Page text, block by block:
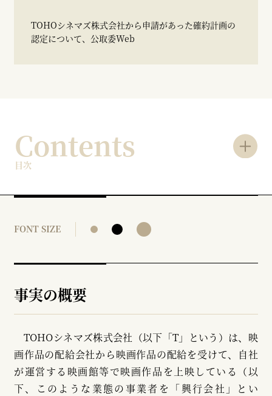
TOHOシネマズ株式会社から申請があった確約計画の
認定について、公取委Web
Contents
目次
FONT SIZE
事実の概要
TOHOシネマズ株式会社（以下「T」という）は、映
画作品の配給会社から映画作品の配給を受けて、自社
が運営する映画館等で映画作品を上映している（以
下、このような業態の事業者を「興行会社」とい